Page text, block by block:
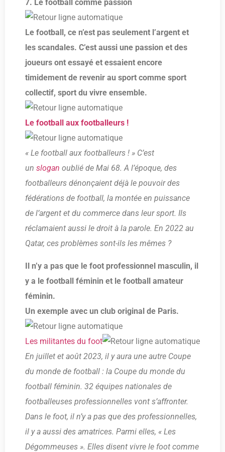
7. Le football comme passion
Le football, ce n’est pas seulement l’argent et
les scandales. C’est aussi une passion et des
joueurs ont essayé et essaient encore
timidement de revenir au sport comme sport
collectif, sport du vivre ensemble.
Le football aux footballeurs !
« Le football aux footballeurs ! » C’est
un slogan oublié de Mai 68. A l’époque, des
footballeurs dénonçaient déjà le pouvoir des
fédérations de football, la montée en puissance
de l’argent et du commerce dans leur sport. Ils
réclamaient aussi le droit à la parole. En 2022 au
Qatar, ces problèmes sont-ils les mêmes ?
Il n’y a pas que le foot professionnel masculin, il
y a le football féminin et le football amateur
féminin.
Un exemple avec un club original de Paris.
Les militantes du foot
En juillet et août 2023, il y aura une autre Coupe
du monde de football : la Coupe du monde du
football féminin. 32 équipes nationales de
footballeuses professionnelles vont s’affronter.
Dans le foot, il n’y a pas que des professionnelles,
il y a aussi des amatrices. Parmi elles, « Les
Dégommeuses ». Elles disent vivre le foot comme